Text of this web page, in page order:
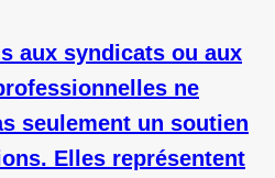
aux syndicats ou aux
ne
seulement un soutien
Elles représentent